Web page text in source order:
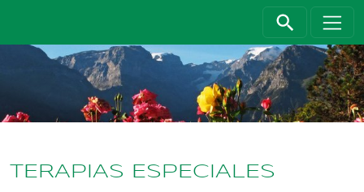
TERAPIAS ESPECIALES